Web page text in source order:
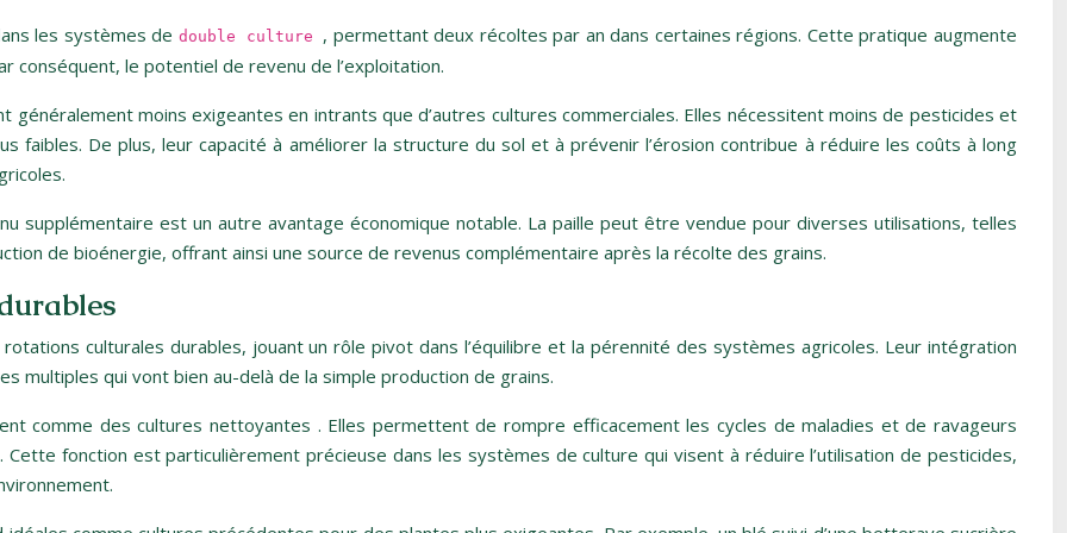
les systèmes de double culture , permettant deux récoltes par an dans certaines régions. Cette pratique augmente
conséquent, le potentiel de revenu de l’exploitation.
moins exigeantes en intrants que d’autres cultures commerciales. Elles nécessitent moins de pesticides et
faibles. De plus, leur capacité à améliorer la structure du sol et à prévenir l’érosion contribue à réduire les coûts à long
supplémentaire est un autre avantage économique notable. La paille peut être vendue pour diverses utilisations, telles
de bioénergie, offrant ainsi une source de revenus complémentaire après la récolte des grains.
culturales durables, jouant un rôle pivot dans l’équilibre et la pérennité des systèmes agricoles. Leur intégration
multiples qui vont bien au-delà de la simple production de grains.
comme des cultures nettoyantes . Elles permettent de rompre efficacement les cycles de maladies et de ravageurs
Cette fonction est particulièrement précieuse dans les systèmes de culture qui visent à réduire l’utilisation de pesticides,